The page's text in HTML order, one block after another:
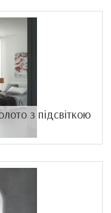
з підсвіткою